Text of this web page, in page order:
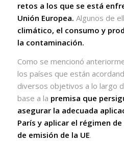
retos a los que se está
Unión Europea. Algunos de
climático, el consumo y
la contaminación.
Como se mencionó
los países que están
diversos objetivos a lo largo
base a la premisa que
asegurar la adecuada
París y aplicar el régimen
de emisión de la UE.